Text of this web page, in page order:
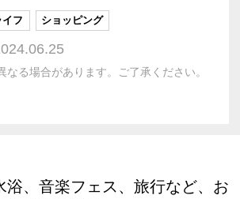
イフ ショッピング
る場合があります。ご了承ください。
浴、音楽フェス、旅行など、お